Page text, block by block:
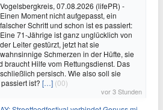
Vogelsbergkreis, 07.08.2026 (lifePR) -
Einen Moment nicht aufgepasst, ein
falscher Schritt und schon ist es passiert:
Eine 71-Jährige ist ganz unglücklich von
der Leiter gestürzt, jetzt hat sie
wahnsinnige Schmerzen in der Hüfte, sie
braucht Hilfe vom Rettungsdienst. Das
persisch. Wie also soll sie
ist? […] (00)
vor 3 Stunden